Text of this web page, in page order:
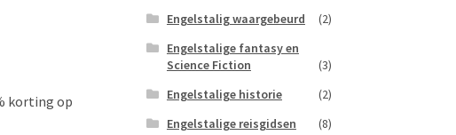
korting op
Engelstalig waargebeurd
(2)
Engelstalige fantasy en
Science Fiction
(3)
Engelstalige historie
(2)
Engelstalige reisgidsen
(8)